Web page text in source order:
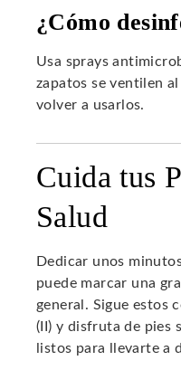
¿Cómo
Usa sprays
zapatos se ventilen
volver a usarlos.
Cuida tus
Salud
Dedicar unos
puede marcar una
general. Sigue estos
(II) y disfruta de pies
listos para llevarte a